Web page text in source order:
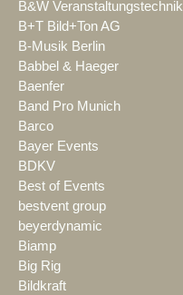
B&W Veranstaltungstechnik
B+T Bild+Ton AG
B-Musik Berlin
Babbel & Haeger
Baenfer
Band Pro Munich
Barco
Bayer Events
BDKV
Best of Events
bestvent group
beyerdynamic
Biamp
Big Rig
Bildkraft